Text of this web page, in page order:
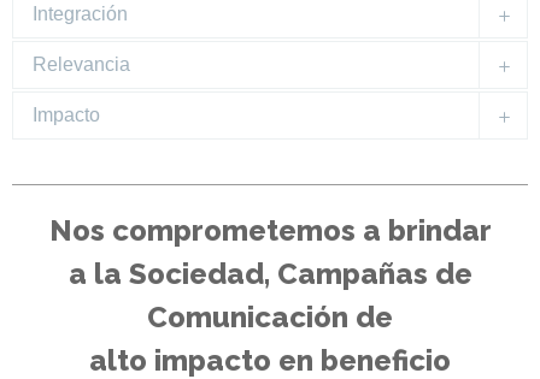
Integración
Relevancia
Impacto
Nos comprometemos a brindar
a la Sociedad, Campañas de
Comunicación de
alto impacto en beneficio